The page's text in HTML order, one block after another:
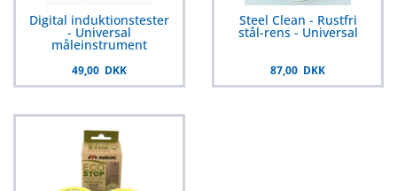
Digital induktionstester
- Universal
måleinstrument
49,00 DKK
Steel Clean - Rustfri
stål-rens - Universal
87,00 DKK